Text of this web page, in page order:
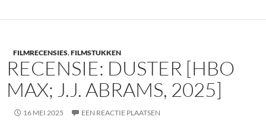
FILMRECENSIES,FILMSTUKKEN
RECENSIE: DUSTER [HBO
MAX; J.J. ABRAMS, 2025]
16 MEI 2025 EEN REACTIE PLAATSEN